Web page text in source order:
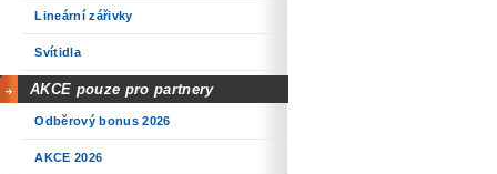
Lineární zářivky
Svítidla
AKCE pouze pro partnery
Odběrový bonus 2026
AKCE 2026